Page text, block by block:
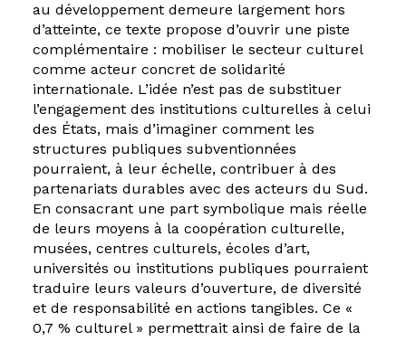
au développement demeure largement hors
d’atteinte, ce texte propose d’ouvrir une piste
complémentaire : mobiliser le secteur culturel
comme acteur concret de solidarité
internationale. L’idée n’est pas de substituer
l’engagement des institutions culturelles à celui
des États, mais d’imaginer comment les
structures publiques subventionnées
pourraient, à leur échelle, contribuer à des
partenariats durables avec des acteurs du Sud.
En consacrant une part symbolique mais réelle
de leurs moyens à la coopération culturelle,
musées, centres culturels, écoles d’art,
universités ou institutions publiques pourraient
traduire leurs valeurs d’ouverture, de diversité
et de responsabilité en actions tangibles. Ce «
0,7 % culturel » permettrait ainsi de faire de la